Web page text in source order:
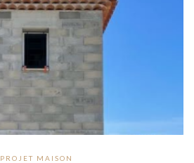
PROJET MAISON